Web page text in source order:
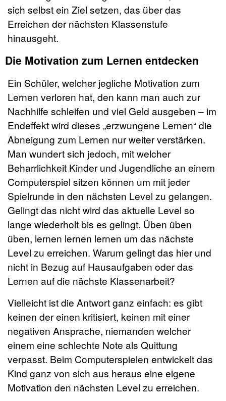
sich selbst ein Ziel setzen, das über das
Erreichen der nächsten Klassenstufe
hinausgeht.
Die Motivation zum Lernen entdecken
Ein Schüler, welcher jegliche Motivation zum
Lernen verloren hat, den kann man auch zur
Nachhilfe schleifen und viel Geld ausgeben – im
Endeffekt wird dieses „erzwungene Lernen“ die
Abneigung zum Lernen nur weiter verstärken.
Man wundert sich jedoch, mit welcher
Beharrlichkeit Kinder und Jugendliche an einem
Computerspiel sitzen können um mit jeder
Spielrunde in den nächsten Level zu gelangen.
Gelingt das nicht wird das aktuelle Level so
lange wiederholt bis es gelingt. Üben üben
üben, lernen lernen lernen um das nächste
Level zu erreichen. Warum gelingt das hier und
nicht in Bezug auf Hausaufgaben oder das
Lernen auf die nächste Klassenarbeit?
Vielleicht ist die Antwort ganz einfach: es gibt
keinen der einen kritisiert, keinen mit einer
negativen Ansprache, niemanden welcher
einem eine schlechte Note als Quittung
verpasst. Beim Computerspielen entwickelt das
Kind ganz von sich aus heraus eine eigene
Motivation den nächsten Level zu erreichen.